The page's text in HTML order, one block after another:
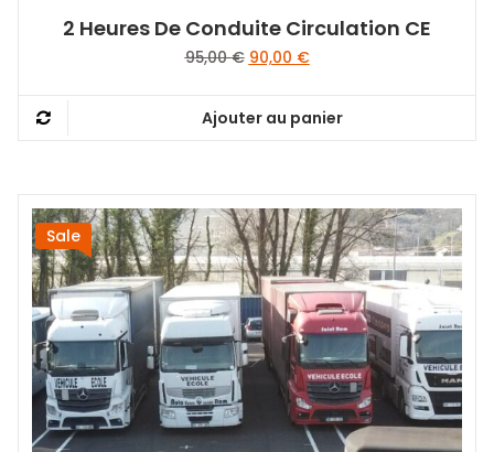
2 Heures De Conduite Circulation CE
95,00€ Le
était :
90,00 €Le
est :
Ajouter au panier
Sale